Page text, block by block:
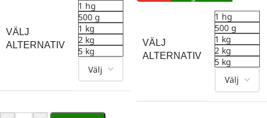
VÄLJ
ALTERNATIV
1 hg
500 g
1 kg
2 kg
5 kg
VÄLJ
ALTERNATIV
1 hg
500 g
1 kg
2 kg
5 kg